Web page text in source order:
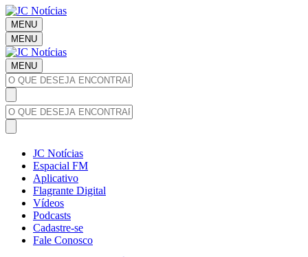
MENU
MENU
MENU
JC Notícias
Espacial FM
Aplicativo
Flagrante Digital
Vídeos
Podcasts
Cadastre-se
Fale Conosco